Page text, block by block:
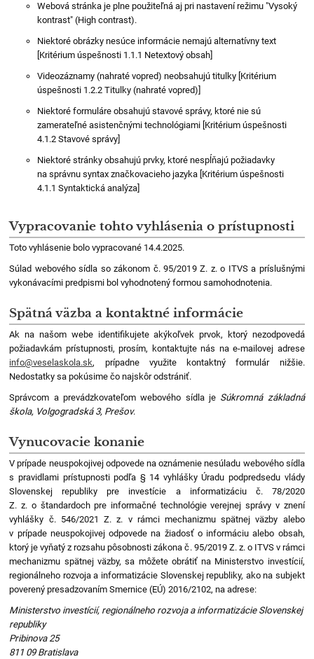
Webová stránka je plne použiteľná aj pri nastavení režimu "Vysoký
kontrast" (High contrast).
Niektoré obrázky nesúce informácie nemajú alternatívny text
[Kritérium úspešnosti 1.1.1 Netextový obsah]
Videozáznamy (nahraté vopred) neobsahujú titulky [Kritérium
úspešnosti 1.2.2 Titulky (nahraté vopred)]
Niektoré formuláre obsahujú stavové správy, ktoré nie sú
zamerateľné asistenčnými technológiami [Kritérium úspešnosti
4.1.2 Stavové správy]
Niektoré stránky obsahujú prvky, ktoré nespĺňajú požiadavky
na správnu syntax značkovacieho jazyka [Kritérium úspešnosti
4.1.1 Syntaktická analýza]
Vypracovanie tohto vyhlásenia o prístupnosti
Toto vyhlásenie bolo vypracované 14.4.2025.
Súlad webového sídla so zákonom č. 95/2019 Z. z. o ITVS a príslušnými
vykonávacími predpismi bol vyhodnotený formou samohodnotenia.
Spätná väzba a kontaktné informácie
Ak na našom webe identifikujete akýkoľvek prvok, ktorý nezodpovedá
požiadavkám prístupnosti, prosím, kontaktujte nás na e-mailovej adrese
info@veselaskola.sk, prípadne využite kontaktný formulár nižšie.
Nedostatky sa pokúsime čo najskôr odstrániť.
Správcom a prevádzkovateľom webového sídla je Súkromná základná
škola, Volgogradská 3, Prešov.
Vynucovacie konanie
V prípade neuspokojivej odpovede na oznámenie nesúladu webového sídla
s pravidlami prístupnosti podľa § 14 vyhlášky Úradu podpredsedu vlády
Slovenskej republiky pre investície a informatizáciu č. 78/2020
Z. z. o štandardoch pre informačné technológie verejnej správy v znení
vyhlášky č. 546/2021 Z. z. v rámci mechanizmu spätnej väzby alebo
v prípade neuspokojivej odpovede na žiadosť o informáciu alebo obsah,
ktorý je vyňatý z rozsahu pôsobnosti zákona č. 95/2019 Z. z. o ITVS v rámci
mechanizmu spätnej väzby, sa môžete obrátiť na Ministerstvo investícií,
regionálneho rozvoja a informatizácie Slovenskej republiky, ako na subjekt
poverený presadzovaním Smernice (EÚ) 2016/2102, na adrese:
Ministerstvo investícií, regionálneho rozvoja a informatizácie Slovenskej
republiky
Pribinova 25
811 09 Bratislava